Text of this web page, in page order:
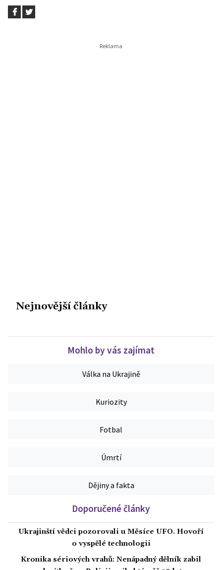
Nejnovější články
Mohlo by vás zajímat
Válka na Ukrajině
Kuriozity
Fotbal
Úmrtí
Dějiny a fakta
Doporučené články
Ukrajinští vědci pozorovali u Měsíce UFO. Hovoří
o vyspělé technologii
Kronika sériových vrahů: Nenápadný dělník zabil